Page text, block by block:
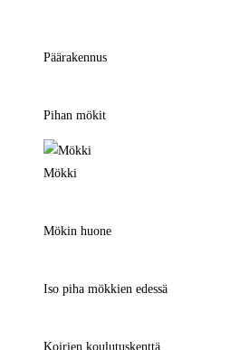
Päärakennus
Pihan mökit
Mökki
Mökin huone
Iso piha mökkien edessä
Koirien koulutuskenttä